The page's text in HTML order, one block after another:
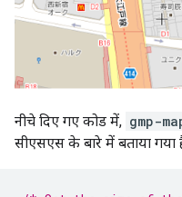
नीचे दिए गए कोड में, gmp-
सीएसएस के बारे में बताया गया